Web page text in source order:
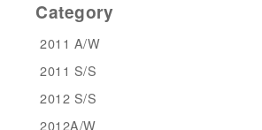
Category
2011 A/W
2011 S/S
2012 S/S
2012A/W